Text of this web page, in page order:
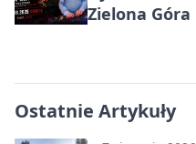
Zielona Góra
Ostatnie Artykuły